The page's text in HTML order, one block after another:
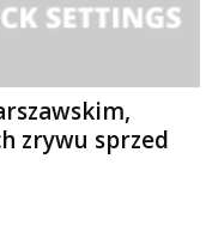
zrywu sprzed